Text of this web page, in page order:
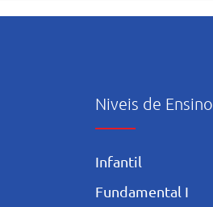
Niveis de Ensino
Infantil
Fundamental I